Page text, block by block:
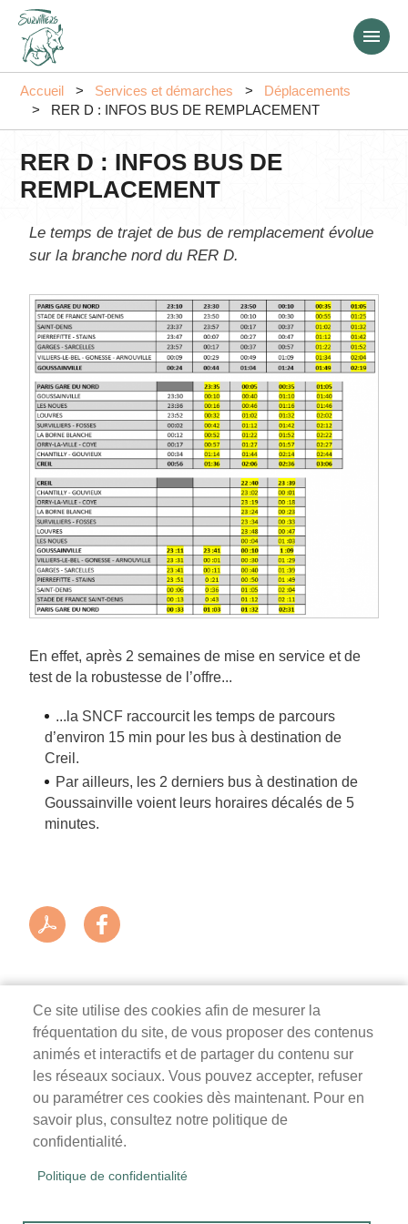
Accueil Services et démarches
Déplacements
RER D : INFOS BUS DE REMPLACEMENT
RER D : INFOS BUS DE
REMPLACEMENT
Le temps de trajet de bus de remplacement évolue
sur la branche nord du RER D.
En effet, après 2 semaines de mise en service et de
test de la robustesse de l’offre...
...la SNCF raccourcit les temps de parcours
d’environ 15 min pour les bus à destination de
Creil.
Par ailleurs, les 2 derniers bus à destination de
Goussainville voient leurs horaires décalés de 5
minutes.
Ce site utilise des cookies afin de mesurer la
fréquentation du site, de vous proposer des contenus
animés et interactifs et de partager du contenu sur
les réseaux sociaux. Vous pouvez accepter, refuser
ou paramétrer ces cookies dès maintenant. Pour en
savoir plus, consultez notre politique de
confidentialité.
Politique de confidentialité
Mairie de Survilliers
3 rue de la Liberté
95470 Survilliers
Tél. 01 34 68 26 00
mercredi, samedi : 9h-12h
Accueil